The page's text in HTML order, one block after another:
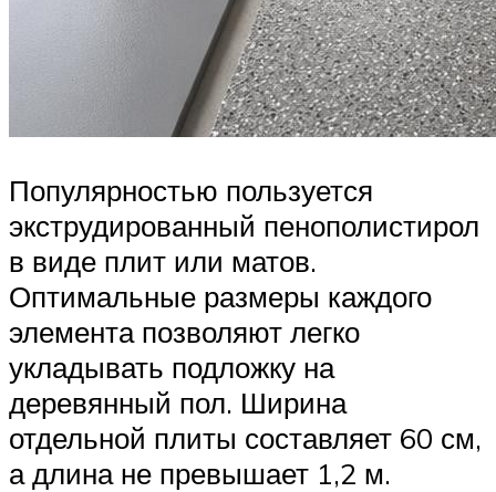
Популярностью пользуется
экструдированный пенополистирол
в виде плит или матов.
Оптимальные размеры каждого
элемента позволяют легко
укладывать подложку на
деревянный пол. Ширина
отдельной плиты составляет 60 см,
а длина не превышает 1,2 м.